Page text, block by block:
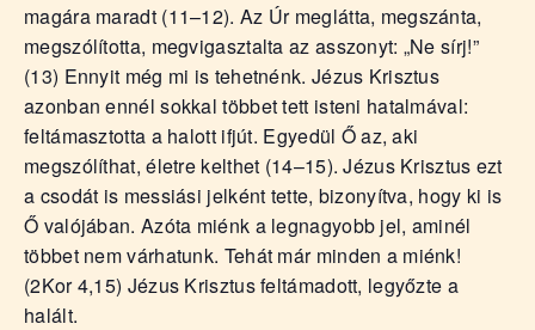
magára maradt (11–12). Az Úr meglátta, megszánta,
megszólította, megvigasztalta az asszonyt: „Ne sírj!”
(13) Ennyit még mi is tehetnénk. Jézus Krisztus
azonban ennél sokkal többet tett isteni hatalmával:
feltámasztotta a halott ifjút. Egyedül Ő az, aki
megszólíthat, életre kelthet (14–15). Jézus Krisztus ezt
a csodát is messiási jelként tette, bizonyítva, hogy ki is
Ő valójában. Azóta miénk a legnagyobb jel, aminél
többet nem várhatunk. Tehát már minden a miénk!
(2Kor 4,15) Jézus Krisztus feltámadott, legyőzte a
halált.